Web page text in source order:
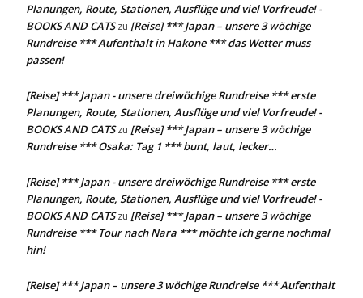
Planungen, Route, Stationen, Ausflüge und viel Vorfreude! -
BOOKS AND CATSzu [Reise] *** Japan – unsere 3 wöchige
Rundreise *** Aufenthalt in Hakone *** das Wetter muss
passen!
[Reise] *** Japan - unsere dreiwöchige Rundreise *** erste
Planungen, Route, Stationen, Ausflüge und viel Vorfreude! -
BOOKS AND CATSzu [Reise] *** Japan – unsere 3 wöchige
Rundreise *** Osaka: Tag 1 *** bunt, laut, lecker…
[Reise] *** Japan - unsere dreiwöchige Rundreise *** erste
Planungen, Route, Stationen, Ausflüge und viel Vorfreude! -
BOOKS AND CATSzu [Reise] *** Japan – unsere 3 wöchige
Rundreise *** Tour nach Nara *** möchte ich gerne nochmal
hin!
[Reise] *** Japan – unsere 3 wöchige Rundreise *** Aufenthalt